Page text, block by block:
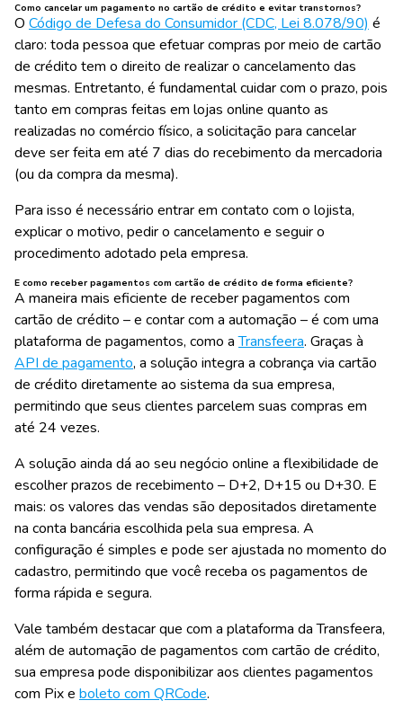
Como cancelar um pagamento no cartão de crédito e evitar transtornos?
O Código de Defesa do Consumidor (CDC, Lei 8.078/90) é
claro: toda pessoa que efetuar compras por meio de cartão
de crédito tem o direito de realizar o cancelamento das
mesmas. Entretanto, é fundamental cuidar com o prazo, pois
tanto em compras feitas em lojas online quanto as
realizadas no comércio físico, a solicitação para cancelar
deve ser feita em até 7 dias do recebimento da mercadoria
(ou da compra da mesma).
Para isso é necessário entrar em contato com o lojista,
explicar o motivo, pedir o cancelamento e seguir o
procedimento adotado pela empresa.
E como receber pagamentos com cartão de crédito de forma eficiente?
A maneira mais eficiente de receber pagamentos com
cartão de crédito – e contar com a automação – é com uma
plataforma de pagamentos, como aTransfeera. Graças à
API de pagamento, a solução integra a cobrança via cartão
de crédito diretamente ao sistema da sua empresa,
permitindo que seus clientes parcelem suas compras em
até 24 vezes.
A solução ainda dá ao seu negócio online a flexibilidade de
escolher prazos de recebimento – D+2, D+15 ou D+30. E
mais: os valores das vendas são depositados diretamente
na conta bancária escolhida pela sua empresa. A
configuração é simples e pode ser ajustada no momento do
cadastro, permitindo que você receba os pagamentos de
forma rápida e segura.
Vale também destacar que com a plataforma da Transfeera,
além de automação de pagamentos com cartão de crédito,
sua empresa pode disponibilizar aos clientes pagamentos
com Pix e boleto com QRCode.